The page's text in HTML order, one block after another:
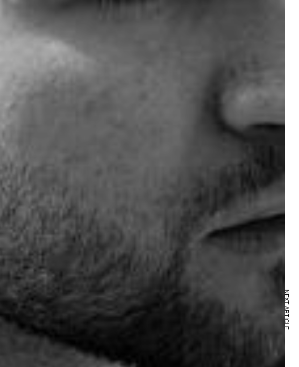
NEXT ARTICLE